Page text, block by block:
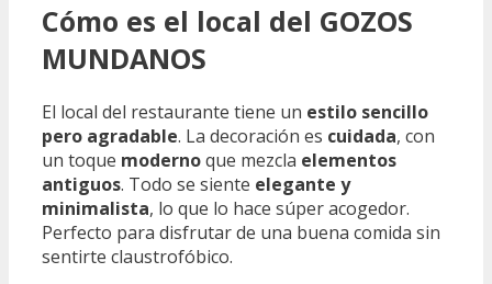
Cómo es el local del GOZOS
MUNDANOS
El local del restaurante tiene un estilo sencillo
pero agradable. La decoración es cuidada, con
un toque modernoque mezcla elementos
antiguos. Todo se siente elegante y
minimalista, lo que lo hace súper acogedor.
Perfecto para disfrutar de una buena comida sin
sentirte claustrofóbico.